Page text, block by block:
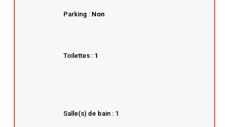
Parking : Non
Toilettes : 1
Salle(s) de bain : 1